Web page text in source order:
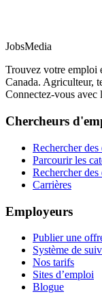
JobsMedia
Trouvez votre emploi
Canada. Agriculteur,
Connectez-vous avec
Chercheurs
Rechercher des
Parcourir les
Rechercher
Carrières
Employeurs
Publier une
Système de
Nos tarifs
Sites d’emploi
Blogue